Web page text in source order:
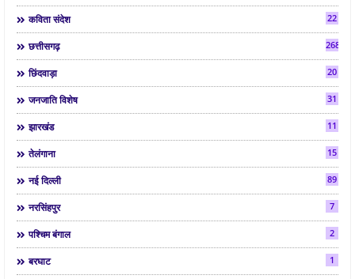
कविता संदेश 22
छत्तीसगढ़ 268
छिंदवाड़ा 20
जनजाति विशेष 31
झारखंड 11
तेलंगाना 15
नई दिल्ली 89
नरसिंहपुर 7
पश्चिम बंगाल 2
बरघाट 1